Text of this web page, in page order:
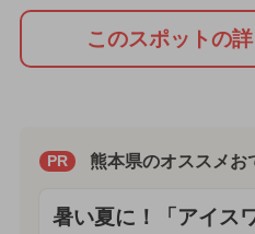
このスポットの
PR 熊本県のオススメお
暑い夏に！「アイス